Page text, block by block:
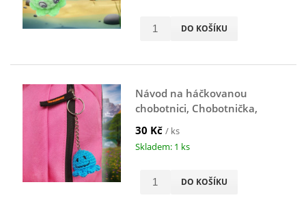
DO KOŠÍKU
Návod na háčkovanou
chobotnici, Chobotnička,
30 Kč / ks
Skladem: 1 ks
DO KOŠÍKU